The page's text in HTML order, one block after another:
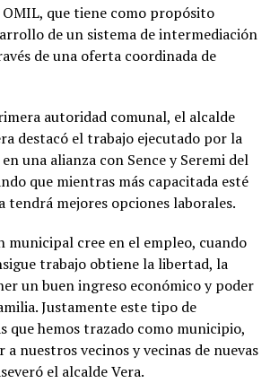
que tiene como propósito
de un sistema de intermediación
de una oferta coordinada de
autoridad comunal, el alcalde
destacó el trabajo ejecutado por la
una alianza con Sence y Seremi del
que mientras más capacitada esté
tendrá mejores opciones laborales.
municipal cree en el empleo, cuando
trabajo obtiene la libertad, la
un buen ingreso económico y poder
Justamente este tipo de
que hemos trazado como municipio,
nuestros vecinos y vecinas de nuevas
el alcalde Vera.